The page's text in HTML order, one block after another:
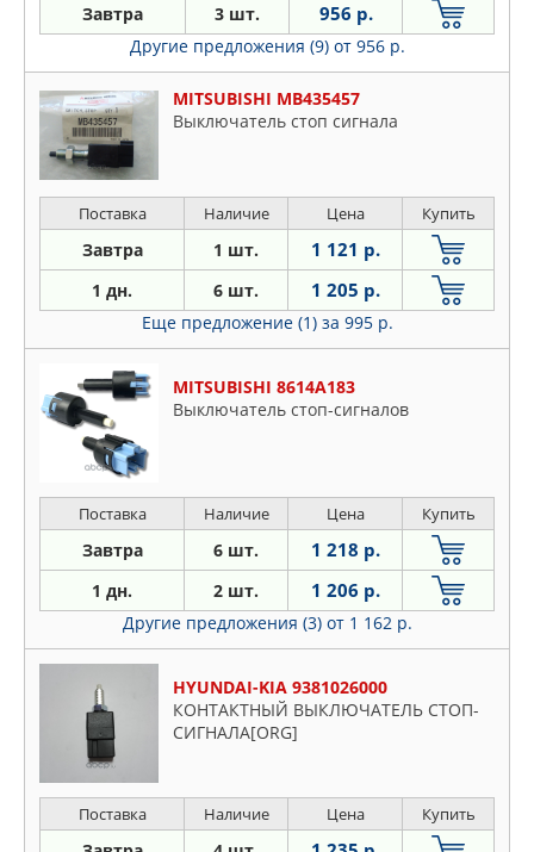
Завтра 3 шт. 956 р.
Другие предложения (9) от 956 р.
MITSUBISHI MB435457
Выключатель стоп сигнала
Поставка Наличие Цена Купить
Завтра 1 шт. 1 121 р.
1 дн. 6 шт. 1 205 р.
Еще предложение (1) за 995 р.
MITSUBISHI 8614A183
Выключатель стоп-сигналов
Поставка Наличие Цена Купить
Завтра 6 шт. 1 218 р.
1 дн. 2 шт. 1 206 р.
Другие предложения (3) от 1 162 р.
HYUNDAI-KIA 9381026000
КОНТАКТНЫЙ ВЫКЛЮЧАТЕЛЬ СТОП-
СИГНАЛА[ORG]
Поставка Наличие Цена Купить